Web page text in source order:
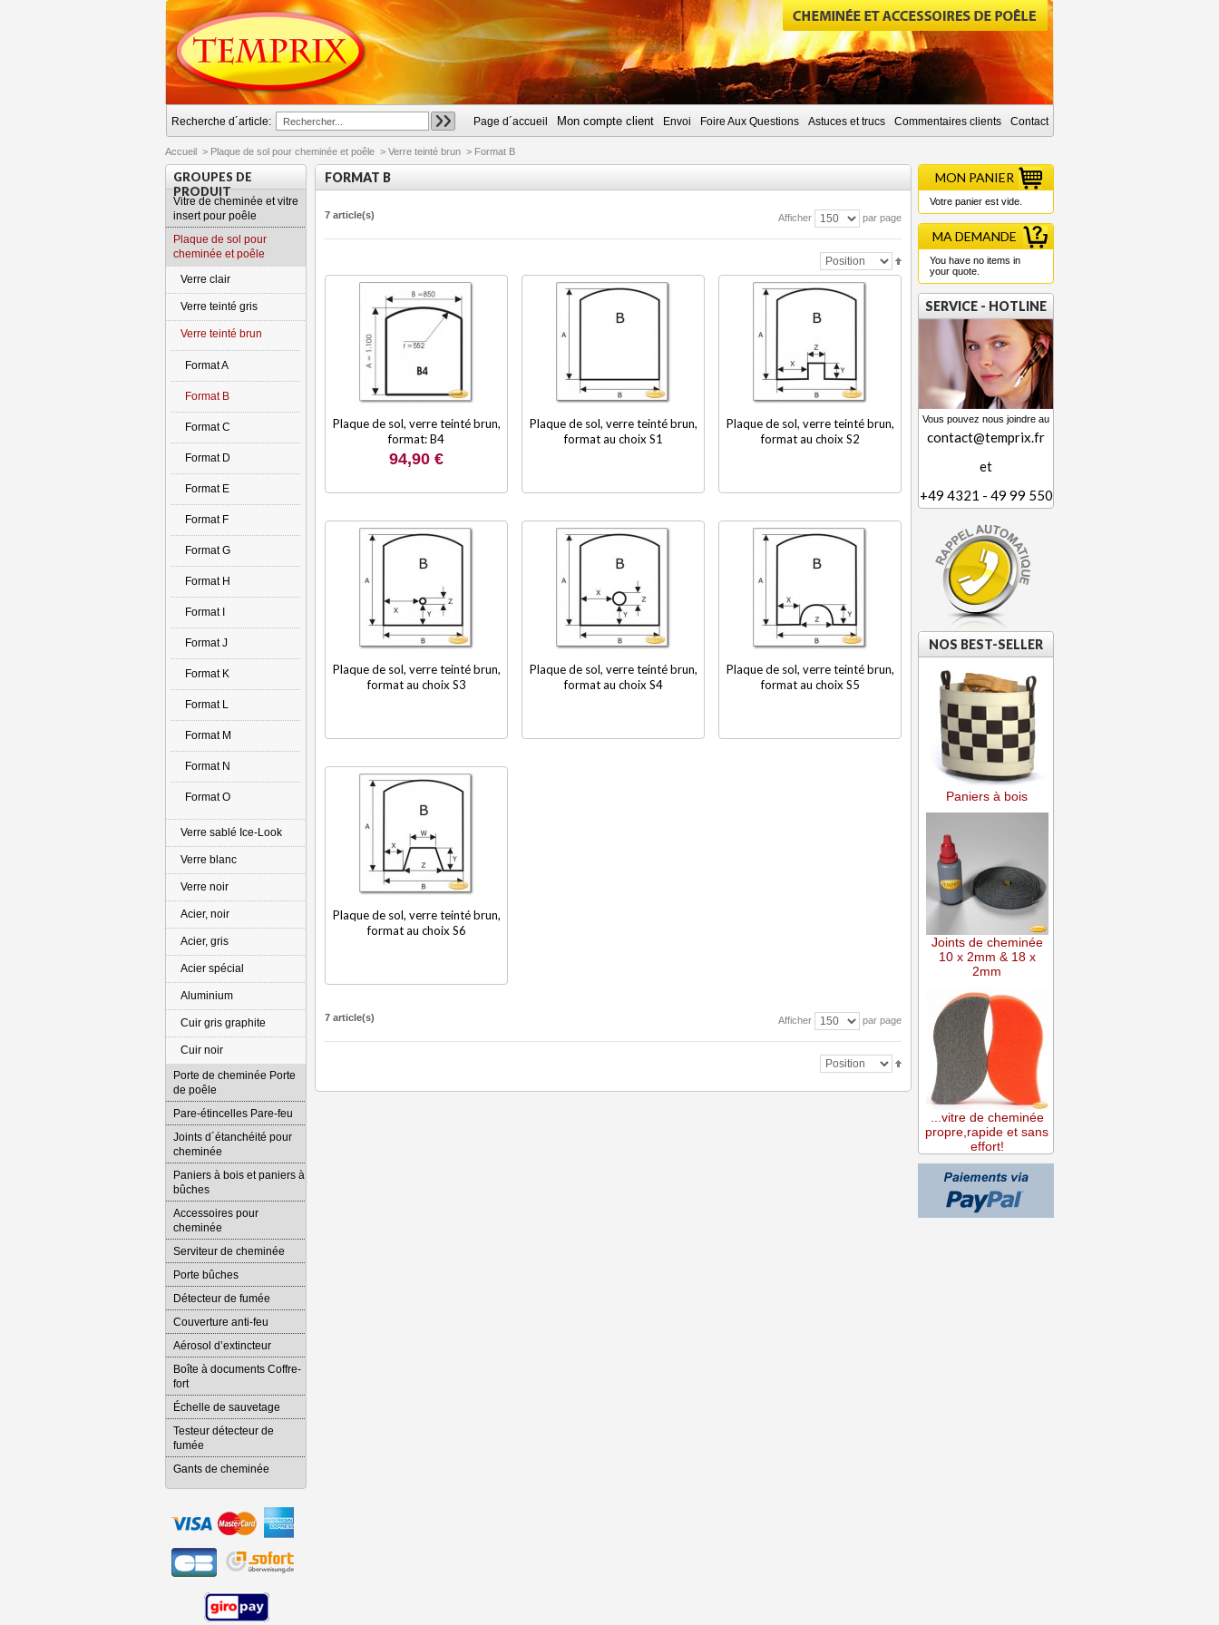
Recherche d´article: CHERCHER
Page d´accueil Mon compte client Envoi Foire Aux Questions Astuces et trucs Commentaires clients Contact
Accueil > Plaque de sol pour cheminée et poêle > Verre teinté brun > Format B
FORMAT B
7 article(s) Afficher par page
Plaque de sol, verre teinté brun,
format: B4
94,90 €
Plaque de sol, verre teinté brun,
format au choix S1
Plaque de sol, verre teinté brun,
format au choix S2
Plaque de sol, verre teinté brun,
format au choix S3
Plaque de sol, verre teinté brun,
format au choix S4
Plaque de sol, verre teinté brun,
format au choix S5
Plaque de sol, verre teinté brun,
format au choix S6
7 article(s) Afficher par page
GROUPES DE
PRODUIT
Vitre de cheminée et vitre
insert pour poêle
Plaque de sol pour
cheminée et poêle
Verre clair
Verre teinté gris
Verre teinté brun
Format A
Format B
Format C
Format D
Format E
Format F
Format G
Format H
Format I
Format J
Format K
Format L
Format M
Format N
Format O
Verre sablé Ice-Look
Verre blanc
Verre noir
Acier, noir
Acier, gris
Acier spécial
Aluminium
Cuir gris graphite
Cuir noir
Porte de cheminée Porte
de poêle
Pare-étincelles Pare-feu
Joints d´étanchéité pour
cheminée
Paniers à bois et paniers à
bûches
Accessoires pour
cheminée
Serviteur de cheminée
Porte bûches
Détecteur de fumée
Couverture anti-feu
Aérosol d’extincteur
Boîte à documents Coffre-
fort
Échelle de sauvetage
Testeur détecteur de
fumée
Gants de cheminée
MON PANIER
Votre panier est vide.
MA DEMANDE
You have no items in
your quote.
SERVICE - HOTLINE
Vous pouvez nous joindre au
contact@temprix.fr
et
+49 4321 - 49 99 550
NOS BEST-SELLER
Paniers à bois
Joints de cheminée
10 x 2mm & 18 x
2mm
...vitre de cheminée
propre,rapide et sans
effort!